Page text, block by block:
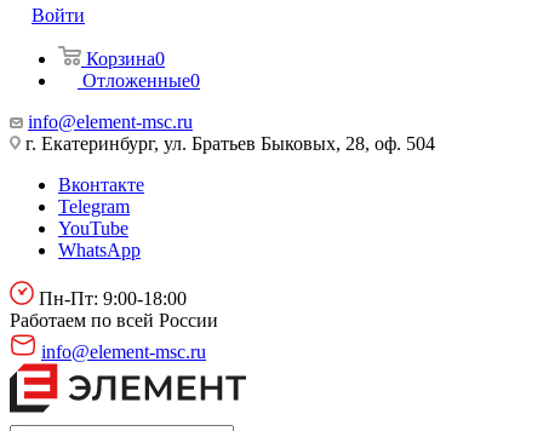
Войти
Корзина0
Отложенные0
info@element-msc.ru
г. Екатеринбург, ул. Братьев Быковых, 28, оф. 504
Вконтакте
Telegram
YouTube
WhatsApp
Пн-Пт: 9:00-18:00
Работаем по всей России
info@element-msc.ru